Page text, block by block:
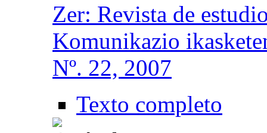
Zer: Revista de
Komunikazio
Nº. 22, 2007
Texto completo